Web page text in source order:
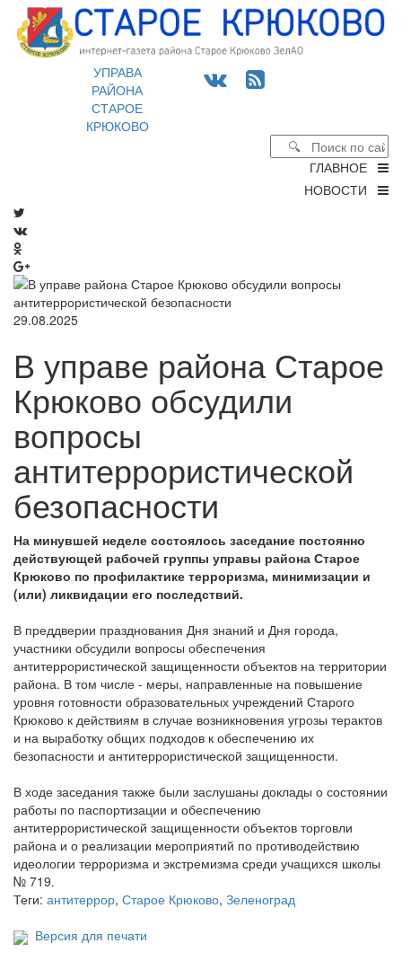
УПРАВА
РАЙОНА
СТАРОЕ
КРЮКОВО
ГЛАВНОЕ
НОВОСТИ
29.08.2025
В управе района Старое
Крюково обсудили
вопросы
антитеррористической
безопасности
На минувшей неделе состоялось заседание постоянно
действующей рабочей группы управы района Старое
Крюково по профилактике терроризма, минимизации и
(или) ликвидации его последствий.
В преддверии празднования Дня знаний и Дня города,
участники обсудили вопросы обеспечения
антитеррористической защищенности объектов на территории
района. В том числе - меры, направленные на повышение
уровня готовности образовательных учреждений Старого
Крюково к действиям в случае возникновения угрозы терактов
и на выработку общих подходов к обеспечению их
безопасности и антитеррористической защищенности.
В ходе заседания также были заслушаны доклады о состоянии
работы по паспортизации и обеспечению
антитеррористической защищенности объектов торговли
района и о реализации мероприятий по противодействию
идеологии терроризма и экстремизма среди учащихся школы
№ 719.
Теги: антитеррор, Старое Крюково, Зеленоград
Версия для печати